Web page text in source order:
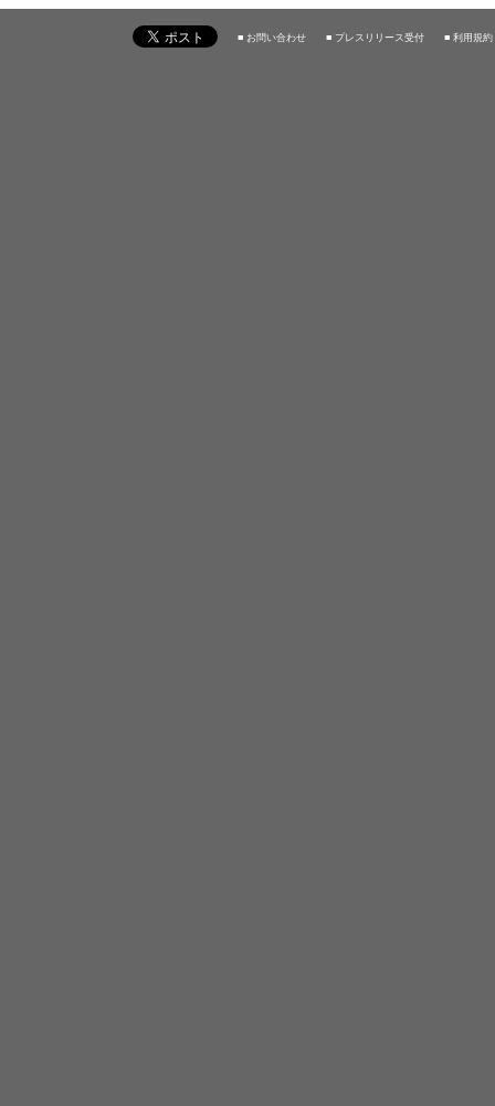
■ お問い合わせ ■ プレスリリース受付 ■ 利用規約